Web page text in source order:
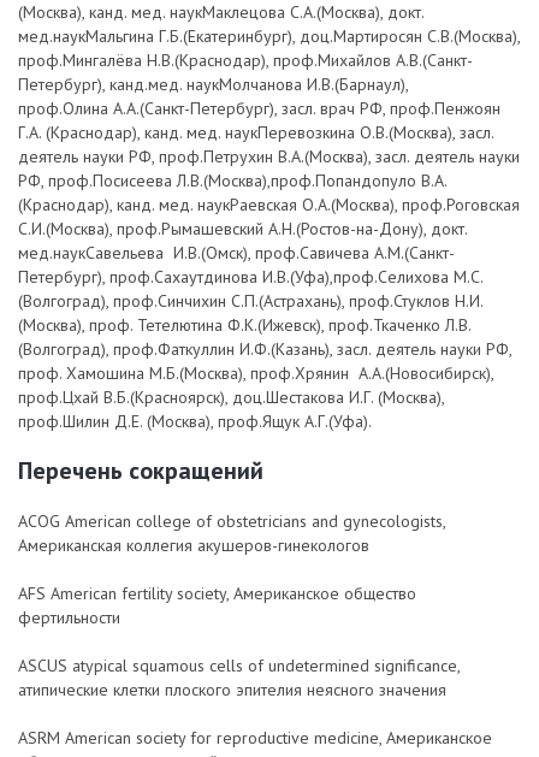
(Москва), канд. мед. наукМаклецова С.А.(Москва), докт.
мед.наукМальгина Г.Б.(Екатеринбург), доц.Мартиросян С.В.(Москва),
проф.Мингалёва Н.В.(Краснодар), проф.Михайлов А.В.(Санкт-
Петербург), канд.мед. наукМолчанова И.В.(Барнаул),
проф.Олина А.А.(Санкт-Петербург), засл. врач РФ, проф.Пенжоян
Г.А. (Краснодар), канд. мед. наукПеревозкина О.В.(Москва), засл.
деятель науки РФ, проф.Петрухин В.А.(Москва), засл. деятель науки
РФ, проф.Посисеева Л.В.(Москва),проф.Попандопуло В.А.
(Краснодар), канд. мед. наукРаевская О.А.(Москва), проф.Роговская
С.И.(Москва), проф.Рымашевский А.Н.(Ростов-на-Дону), докт.
мед.наукСавельева И.В.(Омск), проф.Савичева А.М.(Санкт-
Петербург), проф.Сахаутдинова И.В.(Уфа),проф.Селихова М.С.
(Волгоград), проф.Синчихин С.П.(Астрахань), проф.Стуклов Н.И.
(Москва), проф. Тетелютина Ф.К.(Ижевск), проф.Ткаченко Л.В.
(Волгоград), проф.Фаткуллин И.Ф.(Казань), засл. деятель науки РФ,
проф. Хамошина М.Б.(Москва), проф.Хрянин А.А.(Новосибирск),
проф.Цхай В.Б.(Красноярск), доц.Шестакова И.Г. (Москва),
проф.Шилин Д.Е. (Москва), проф.Ящук А.Г.(Уфа).
Перечень сокращений
ACOG American college of obstetricians and gynecologists,
Американская коллегия акушеров-гинекологов
AFS American fertility society, Американское общество
фертильности
ASCUS atypical squamous cells of undetermined significance,
атипические клетки плоского эпителия неясного значения
ASRM American society for reproductive medicine, Американское